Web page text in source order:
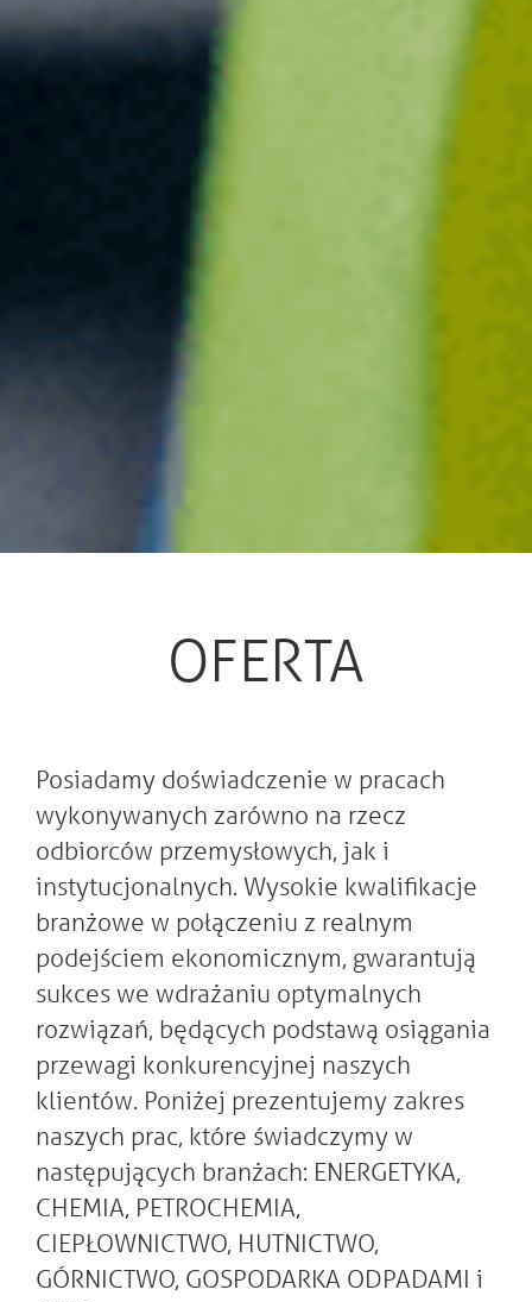
OFERTA
Posiadamy doświadczenie w pracach
wykonywanych zarówno na rzecz
odbiorców przemysłowych, jak i
instytucjonalnych. Wysokie kwalifikacje
branżowe w połączeniu z realnym
podejściem ekonomicznym, gwarantują
sukces we wdrażaniu optymalnych
rozwiązań, będących podstawą osiągania
przewagi konkurencyjnej naszych
klientów. Poniżej prezentujemy zakres
naszych prac, które świadczymy w
następujących branżach: ENERGETYKA,
CHEMIA, PETROCHEMIA,
CIEPŁOWNICTWO, HUTNICTWO,
GÓRNICTWO, GOSPODARKA ODPADAMI i